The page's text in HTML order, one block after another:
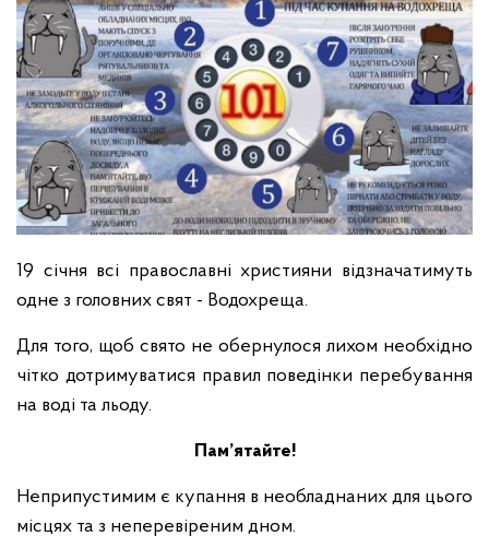
19 січня всі православні християни відзначатимуть
одне з головних свят - Водохреща.
Для того, щоб свято не обернулося лихом необхідно
чітко дотримуватися правил поведінки перебування
на воді та льоду.
Пам’ятайте!
Неприпустимим є купання в необладнаних для цього
місцях та з неперевіреним дном.